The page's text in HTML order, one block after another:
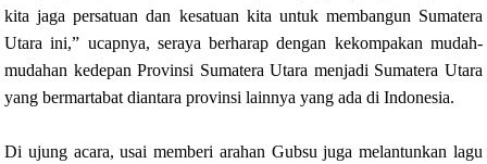
kita jaga persatuan dan kesatuan kita untuk membangun Sumatera
Utara ini,” ucapnya, seraya berharap dengan kekompakan mudah-
mudahan kedepan Provinsi Sumatera Utara menjadi Sumatera Utara
yang bermartabat diantara provinsi lainnya yang ada di Indonesia.
Di ujung acara, usai memberi arahan Gubsu juga melantunkan lagu